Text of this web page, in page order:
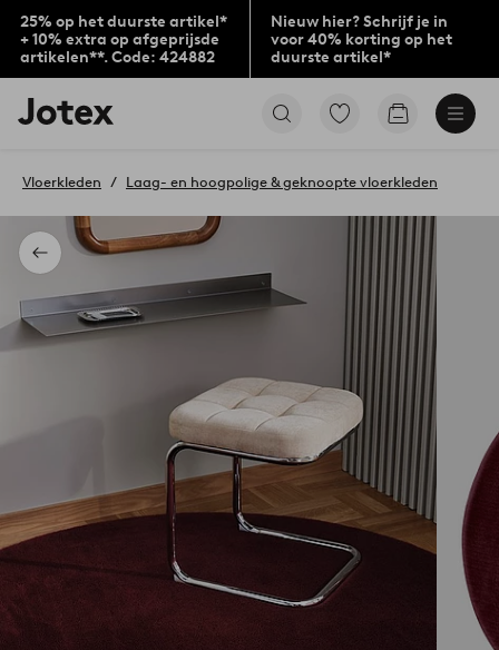
25% op het duurste artikel*
+ 10% extra op afgeprijsde
artikelen**. Code: 424882
Nieuw hier? Schrijf je in
voor 40% korting op het
duurste artikel*
Jotex
logo
to
home
page
Ga
gemarkeerde
Go
Terug
Vloerkleden Laag- en hoogpolige & geknoopte vloerkleden